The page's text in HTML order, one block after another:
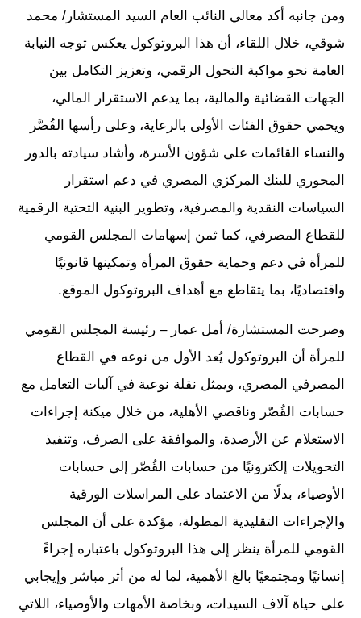
ومن جانبه أكد معالي النائب العام السيد المستشار/ محمد
شوقي، خلال اللقاء، أن هذا البروتوكول يعكس توجه النيابة
العامة نحو مواكبة التحول الرقمي، وتعزيز التكامل بين
الجهات القضائية والمالية، بما يدعم الاستقرار المالي،
ويحمي حقوق الفئات الأولى بالرعاية، وعلى رأسها القُصَّر
والنساء القائمات على شؤون الأسرة، وأشاد سيادته بالدور
المحوري للبنك المركزي المصري في دعم استقرار
السياسات النقدية والمصرفية، وتطوير البنية التحتية الرقمية
للقطاع المصرفي، كما ثمن إسهامات المجلس القومي
للمرأة في دعم وحماية حقوق المرأة وتمكينها قانونيًا
واقتصاديًا، بما يتقاطع مع أهداف البروتوكول الموقع.
وصرحت المستشارة/ أمل عمار – رئيسة المجلس القومي
للمرأة أن البروتوكول يُعد الأول من نوعه في القطاع
المصرفي المصري، ويمثل نقلة نوعية في آليات التعامل مع
حسابات القُصّر وناقصي الأهلية، من خلال ميكنة إجراءات
الاستعلام عن الأرصدة، والموافقة على الصرف، وتنفيذ
التحويلات إلكترونيًا من حسابات القُصّر إلى حسابات
الأوصياء، بدلًا من الاعتماد على المراسلات الورقية
والإجراءات التقليدية المطولة، مؤكدة على أن المجلس
القومي للمرأة ينظر إلى هذا البروتوكول باعتباره إجراءً
إنسانيًا ومجتمعيًا بالغ الأهمية، لما له من أثر مباشر وإيجابي
على حياة آلاف السيدات، وبخاصة الأمهات والأوصياء، اللاتي